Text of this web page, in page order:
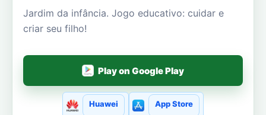
Jardim da infância. Jogo educativo: cuidar e
criar seu filho!
Play on Google Play
Huawei App Store